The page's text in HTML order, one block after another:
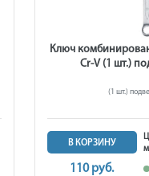
Ключ
Cr-V (1 шт.)
(1 шт.)
В КОРЗИНУ
110 руб.